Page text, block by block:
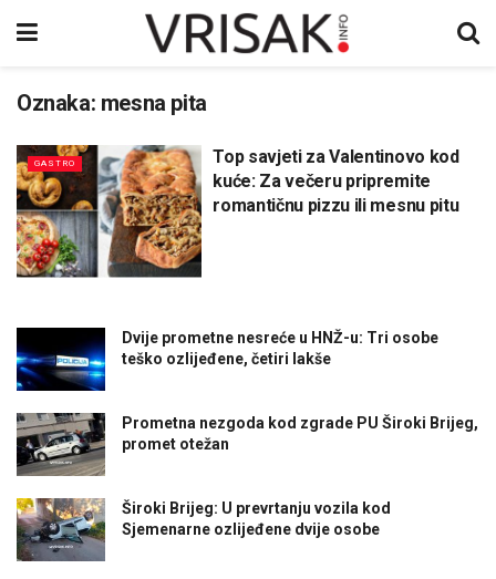
Oznaka: mesna pita
GASTRO
Top savjeti za Valentinovo kod
kuće: Za večeru pripremite
romantičnu pizzu ili mesnu pitu
Dvije prometne nesreće u HNŽ-u: Tri osobe
teško ozlijeđene, četiri lakše
Prometna nezgoda kod zgrade PU Široki Brijeg,
promet otežan
Široki Brijeg: U prevrtanju vozila kod
Sjemenarne ozlijeđene dvije osobe